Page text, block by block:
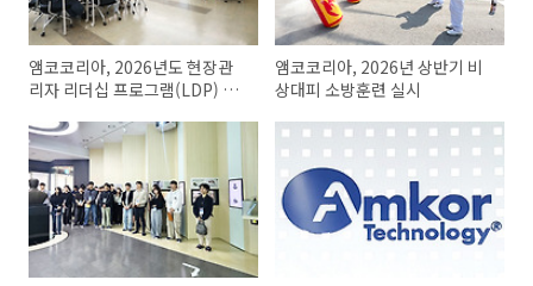
앰코코리아, 2026년도 현장관
리자 리더십 프로그램(LDP) 실
앰코코리아, 2026년 상반기 비
상대피 소방훈련 실시